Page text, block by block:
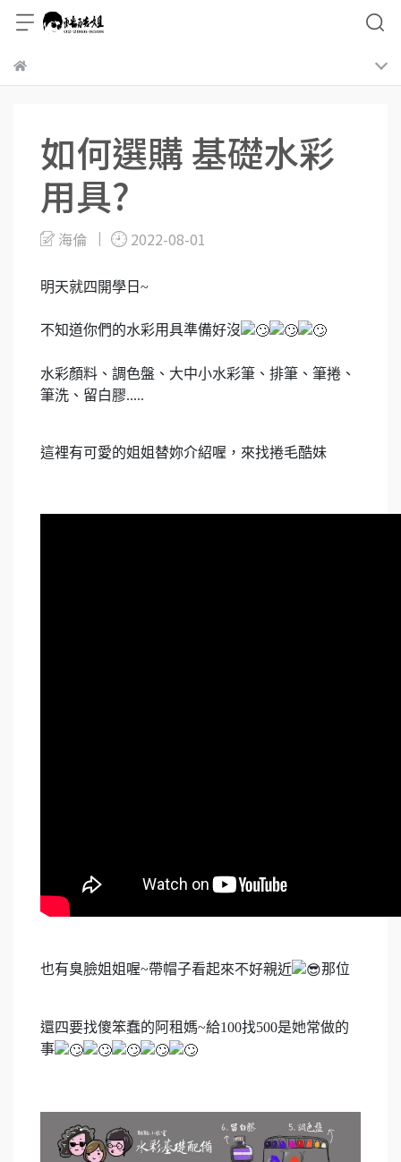
如何選購 基礎水彩
用具?
海倫 2022-08-01
明天就四開學日~
不知道你們的水彩用具準備好沒
水彩顏料、調色盤、大中小水彩筆、排筆、筆捲、
筆洗、留白膠.....
這裡有可愛的姐姐替妳介紹喔，來找捲毛酷妹
也有臭臉姐姐喔~帶帽子看起來不好親近 那位
還四要找傻笨蠢的阿租媽~給100找500是她常做的
事